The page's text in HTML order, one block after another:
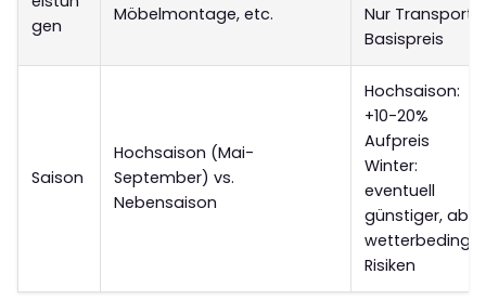
gen
Möbelmontage, etc.
Nur Transport:
Basispreis
Saison
Hochsaison (Mai-
September) vs.
Nebensaison
Hochsaison:
+10-20%
Aufpreis
Winter:
eventuell
günstiger, aber
wetterbedingte
Risiken